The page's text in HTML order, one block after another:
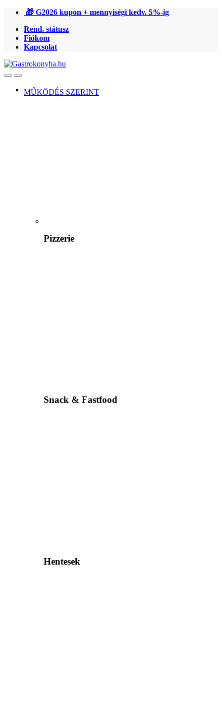
Ugrás
navigációhoz
Ugrás
tartalomra
🎁 G2026 kupon + mennyiségi kedv. 5%-ig
Rend. státusz
Fiókom
Kapcsolat
OpenClose
MŰKÖDÉS SZERINT
Pizzerie
Snack & Fastfood
Hentesek